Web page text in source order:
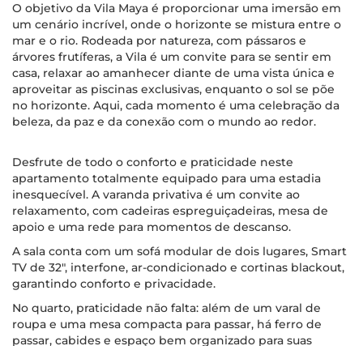
O objetivo da Vila Maya é proporcionar uma imersão em
um cenário incrível, onde o horizonte se mistura entre o
mar e o rio. Rodeada por natureza, com pássaros e
árvores frutíferas, a Vila é um convite para se sentir em
casa, relaxar ao amanhecer diante de uma vista única e
aproveitar as piscinas exclusivas, enquanto o sol se põe
no horizonte. Aqui, cada momento é uma celebração da
beleza, da paz e da conexão com o mundo ao redor.
Desfrute de todo o conforto e praticidade neste
apartamento totalmente equipado para uma estadia
inesquecível. A varanda privativa é um convite ao
relaxamento, com cadeiras espreguiçadeiras, mesa de
apoio e uma rede para momentos de descanso.
A sala conta com um sofá modular de dois lugares, Smart
TV de 32", interfone, ar-condicionado e cortinas blackout,
garantindo conforto e privacidade.
No quarto, praticidade não falta: além de um varal de
roupa e uma mesa compacta para passar, há ferro de
passar, cabides e espaço bem organizado para suas